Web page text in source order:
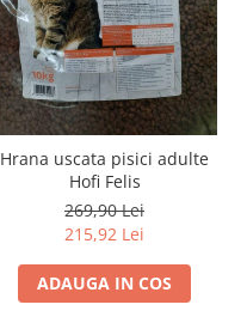
Hrana uscata pisici adulte
Hofi Felis
269,90 Lei
215,92 Lei
ADAUGA IN COS